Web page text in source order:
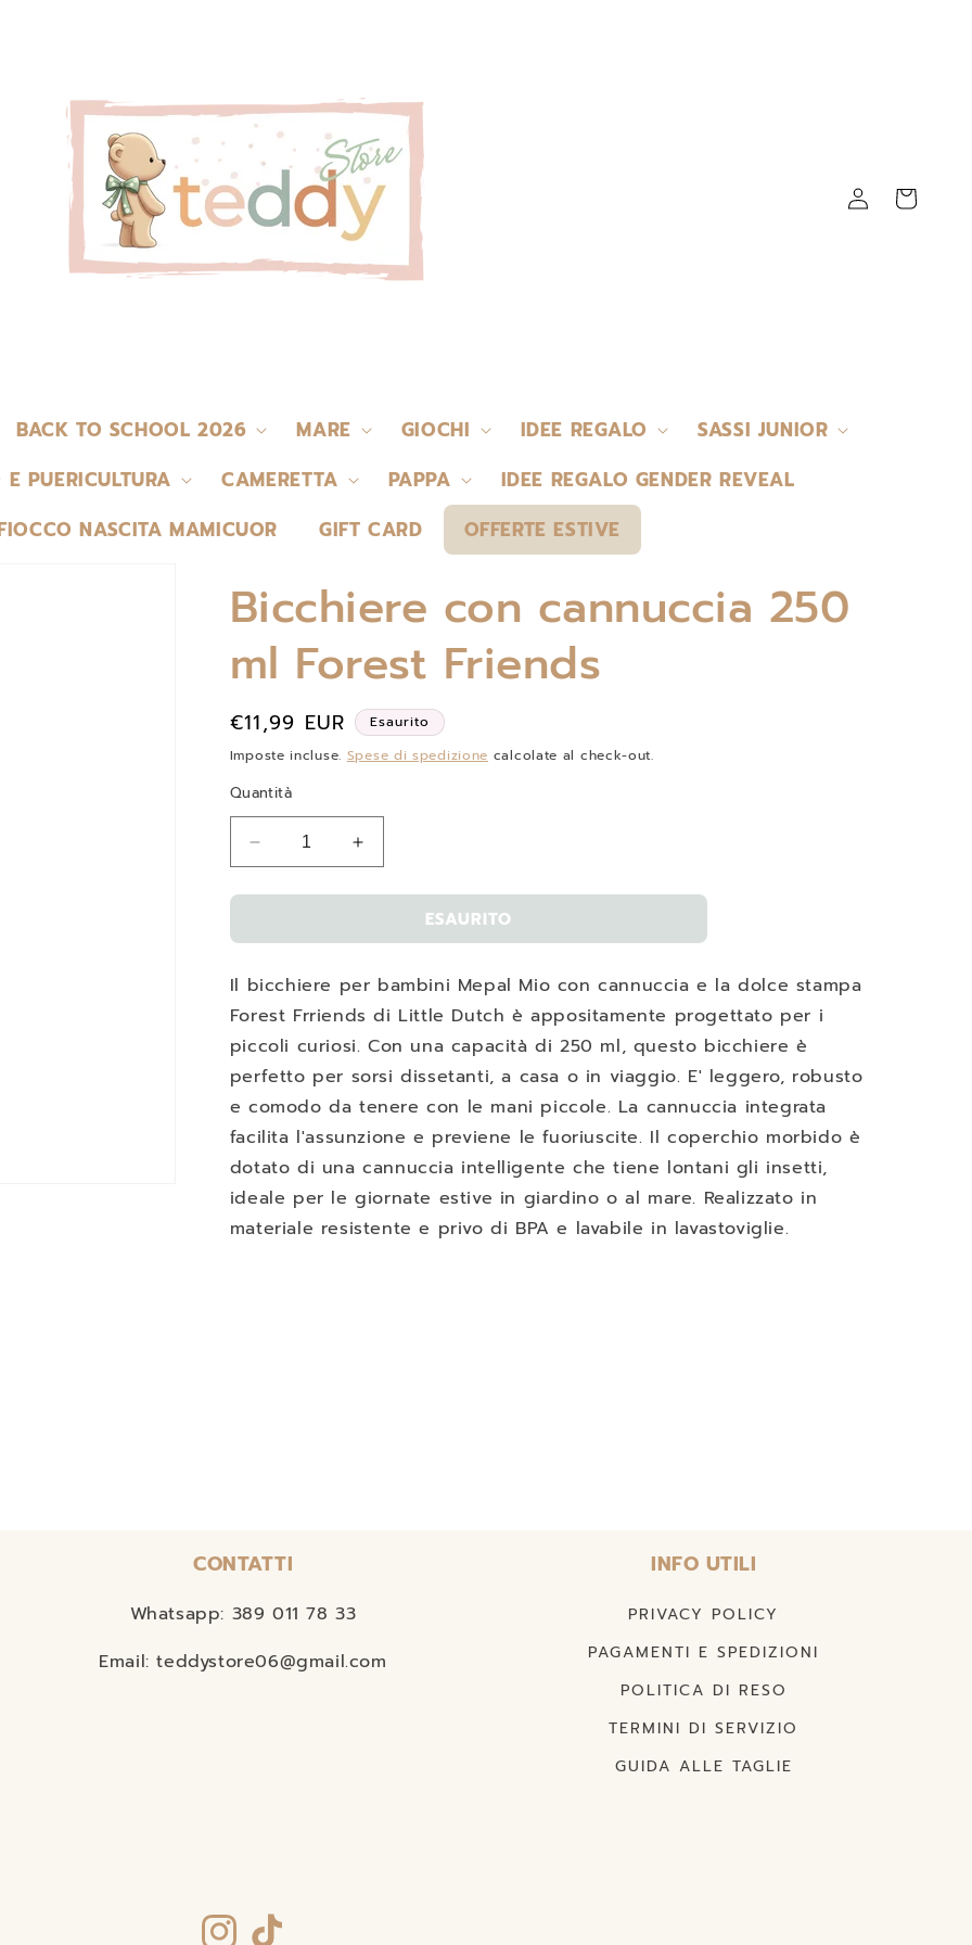
BACK TO SCHOOL 2026 MARE GIOCHI IDEE REGALO
SASSI JUNIOR
E PUERICULTURA CAMERETTA PAPPA
IDEE REGALO GENDER REVEAL
NASCITA MAMICUOR
GIFT CARD OFFERTE ESTIVE
Accedi Carrello
Bicchiere con cannuccia 250
ml Forest Friends
Prezzo
di
listino
€11,99 EUR
Esaurito
Imposte incluse. Spese di spedizione calcolate al check-out.
Quantità
Diminuisci
quantità
per
con
250
ml
Forest
Friends
Aumenta
quantità
per
Bicchiere
con
250
ml
Friends
ESAURITO
Il bicchiere per bambini Mepal Mio con cannuccia e la dolce stampa
Forest Frriends di Little Dutch è appositamente progettato per i
piccoli curiosi. Con una capacità di 250 ml, questo bicchiere è
perfetto per sorsi dissetanti, a casa o in viaggio. E' leggero, robusto
e comodo da tenere con le mani piccole. La cannuccia integrata
facilita l'assunzione e previene le fuoriuscite. Il coperchio morbido è
dotato di una cannuccia intelligente che tiene lontani gli insetti,
ideale per le giornate estive in giardino o al mare. Realizzato in
materiale resistente e privo di BPA e lavabile in lavastoviglie.
CONTATTI
Whatsapp: 389 011 78 33
Email: teddystore06@gmail.com
INFO UTILI
PRIVACY POLICY
PAGAMENTI E SPEDIZIONI
POLITICA DI RESO
TERMINI DI SERVIZIO
GUIDA ALLE TAGLIE
Instagram